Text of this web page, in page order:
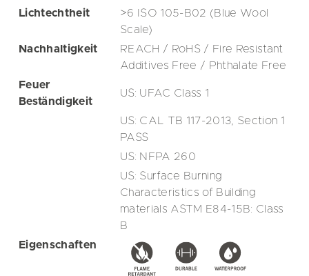
Lichtechtheit
>6 ISO 105-B02 (Blue Wool
Scale)
Nachhaltigkeit
REACH / RoHS / Fire Resistant
Additives Free / Phthalate Free
Feuer
Beständigkeit
US: UFAC Class 1
US: CAL TB 117-2013, Section 1
PASS
US: NFPA 260
US: Surface Burning
Characteristics of Building
materials ASTM E84-15B: Class
B
Eigenschaften